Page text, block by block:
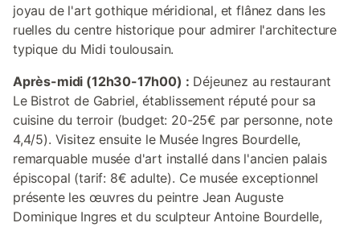
joyau de l'art gothique méridional, et flânez dans les
ruelles du centre historique pour admirer l'architecture
typique du Midi toulousain.
Après-midi (12h30-17h00) : Déjeunez au restaurant
Le Bistrot de Gabriel, établissement réputé pour sa
cuisine du terroir (budget: 20-25€ par personne, note
4,4/5). Visitez ensuite le Musée Ingres Bourdelle,
remarquable musée d'art installé dans l'ancien palais
épiscopal (tarif: 8€ adulte). Ce musée exceptionnel
présente les œuvres du peintre Jean Auguste
Dominique Ingres et du sculpteur Antoine Bourdelle,